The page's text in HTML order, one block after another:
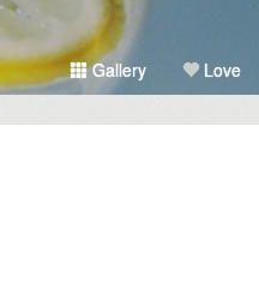
Gallery Love